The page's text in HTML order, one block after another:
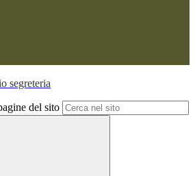
segreteria
del sito